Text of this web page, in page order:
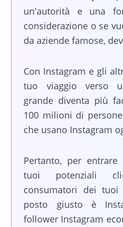
un'autorità e una
considerazione o se
da aziende famose,
Con Instagram e gli
tuo viaggio verso
grande diventa più
100 milioni di
che usano Instagram
Pertanto, per
tuoi potenziali
consumatori dei tuoi
posto giusto è
follower Instagram